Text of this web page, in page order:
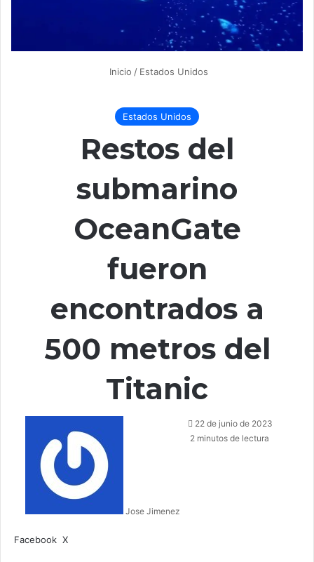
Inicio / Estados Unidos
Estados Unidos
Restos del
submarino
OceanGate
fueron
encontrados a
500 metros del
Titanic
Jose Jimenez
Send
an
22 de junio de 2023
2 minutos de lectura
Facebook X